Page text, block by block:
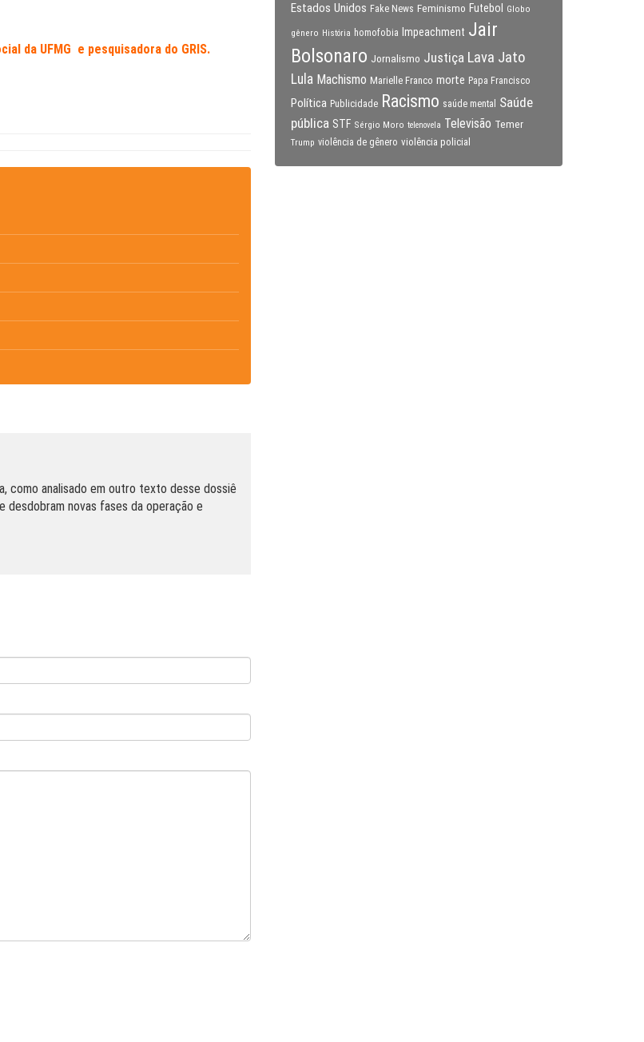
da UFMG e pesquisadora do GRIS.
como analisado em outro texto desse dossiê
desdobram novas fases da operação e
Estados Unidos Fake News Feminismo Futebol Globo
gênero História homofobia Impeachment Jair
Bolsonaro Jornalismo Justiça Lava Jato
Lula Machismo Marielle Franco morte Papa Francisco
Política Publicidade Racismo saúde mental
Saúde
pública STF Sérgio Moro telenovela Televisão Temer
Trump violência de gênero violência policial